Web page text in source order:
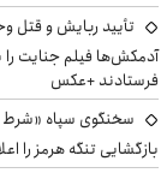
تأیید ربایش و قتل
آدمکش‌ها فیلم جنایت را
فرستادند +عکس
سخنگوی سپاه «شرط
بازگشایی تنگه هرمز را